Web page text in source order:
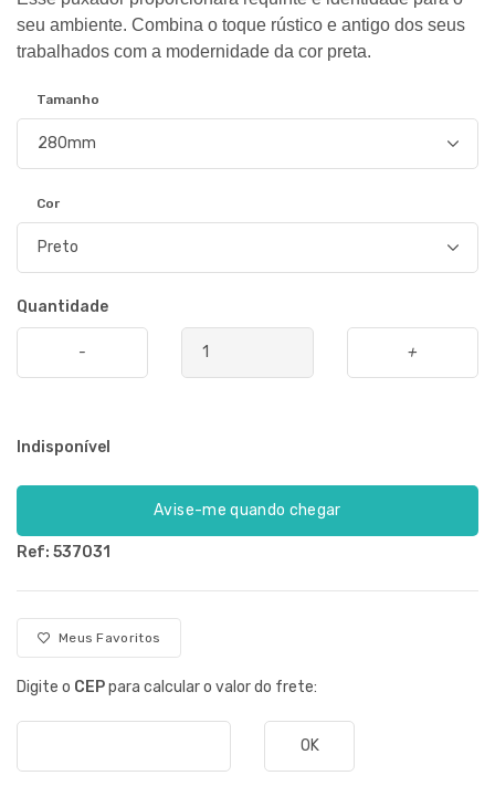
seu ambiente. Combina o toque rústico e antigo dos seus
trabalhados com a modernidade da cor preta.
Tamanho
Cor
Quantidade
- +
Indisponível
Avise-me quando chegar
Ref: 537031
Meus Favoritos
Digite o CEPpara calcular o valor do frete:
OK